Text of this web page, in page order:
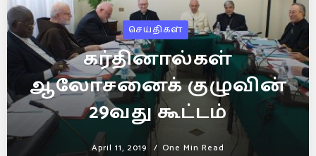
செய்திகள்
கர்தினால்கள்
ஆலோசனைக் குழுவின்
29வது கூட்டம்
April 11, 2019 One Min Read